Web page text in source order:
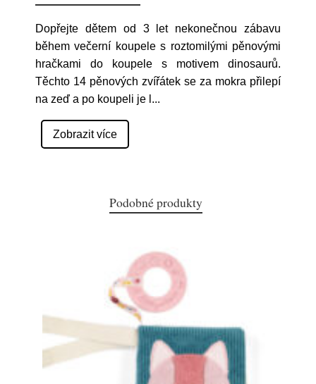
Dopřejte dětem od 3 let nekonečnou zábavu
během večerní koupele s roztomilými pěnovými
hračkami do koupele s motivem dinosaurů.
Těchto 14 pěnových zvířátek se za mokra přilepí
na zeď a po koupeli je l ...
Zobrazit více
Podobné produkty